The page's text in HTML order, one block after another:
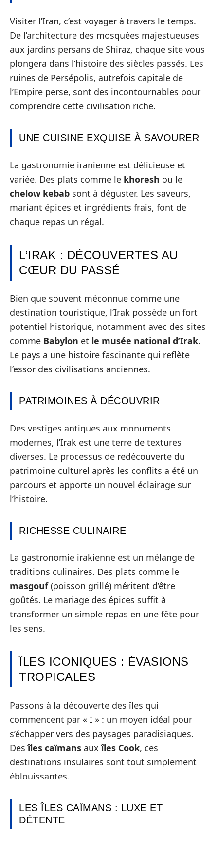
Visiter l’Iran, c’est voyager à travers le temps.
De l’architecture des mosquées majestueuses
aux jardins persans de Shiraz, chaque site vous
plongera dans l’histoire des siècles passés. Les
ruines de Persépolis, autrefois capitale de
l’Empire perse, sont des incontournables pour
comprendre cette civilisation riche.
UNE CUISINE EXQUISE À SAVOURER
La gastronomie iranienne est délicieuse et
variée. Des plats comme le khoresh ou le
chelow kebab sont à déguster. Les saveurs,
mariant épices et ingrédients frais, font de
chaque repas un régal.
L’IRAK : DÉCOUVERTES AU
CŒUR DU PASSÉ
Bien que souvent méconnue comme une
destination touristique, l’Irak possède un fort
potentiel historique, notamment avec des sites
comme Babylon et le musée national d’Irak.
Le pays a une histoire fascinante qui reflète
l’essor des civilisations anciennes.
PATRIMOINES À DÉCOUVRIR
Des vestiges antiques aux monuments
modernes, l’Irak est une terre de textures
diverses. Le processus de redécouverte du
patrimoine culturel après les conflits a été un
parcours et apporte un nouvel éclairage sur
l’histoire.
RICHESSE CULINAIRE
La gastronomie irakienne est un mélange de
traditions culinaires. Des plats comme le
masgouf(poisson grillé) méritent d’être
goûtés. Le mariage des épices suffit à
transformer un simple repas en une fête pour
les sens.
ÎLES ICONIQUES : ÉVASIONS
TROPICALES
Passons à la découverte des îles qui
commencent par « I » : un moyen idéal pour
s’échapper vers des paysages paradisiaques.
Desîles caïmans auxîles Cook, ces
destinations insulaires sont tout simplement
éblouissantes.
LES ÎLES CAÏMANS : LUXE ET
DÉTENTE